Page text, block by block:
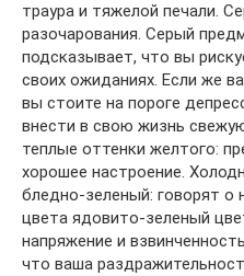
траура и тяжелой печали.
разочарования. Серый
подсказывает, что вы
своих ожиданиях. Если же
вы стоите на пороге
внести в свою жизнь
теплые оттенки желтого:
хорошее настроение.
бледно-зеленый: говорят о
цвета ядовито-зеленый
напряжение и
что ваша